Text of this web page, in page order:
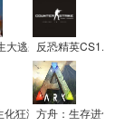
大逃杀反恐精英CS1.5
化狂潮(精简硬盘版)
方舟：生存进化